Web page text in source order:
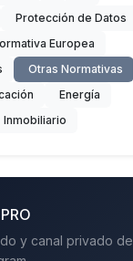
Protección de Datos
Europea
Otras Normativas
Energía
Inmobiliario
y canal privado de